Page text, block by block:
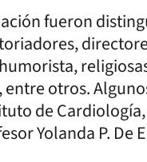
fueron
otros.
de
Yolanda P.